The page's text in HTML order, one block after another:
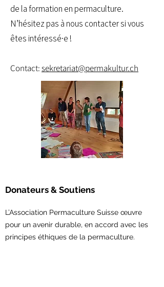
de la formation en permaculture.
N’hésitez pas à nous contacter si vous
êtes intéressé·e !
Contact:sekretariat@permakultur.ch
Donateurs & Soutiens
L’Association Permaculture Suisse œuvre
pour un avenir durable, en accord avec les
principes éthiques de la permaculture.